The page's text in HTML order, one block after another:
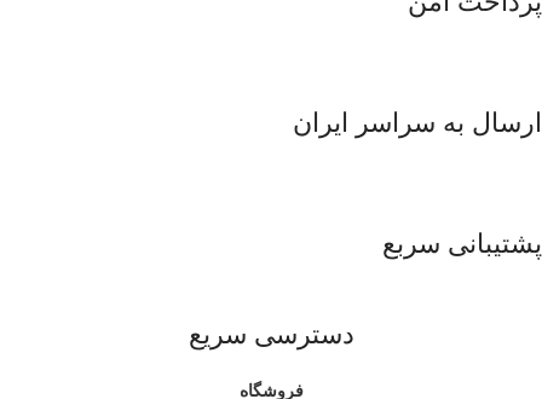
ارسال به سراسر ایران
پشتیبانی سربع
دسترسی سریع
فروشگاه